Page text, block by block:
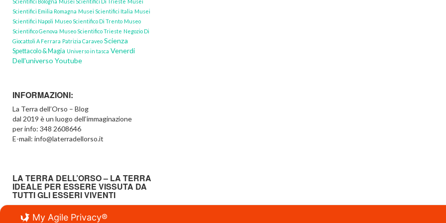
Scientifici Emilia Romagna Musei Scientifici Italia Musei
Scientifici Napoli Museo Scientifico Di Trento Museo
Scientifico Genova Museo Scientifico Trieste Negozio Di
Giocattoli A Ferrara Patrizia Caraveo Scienza
Spettacolo & Magia Universo in tasca Venerdi
Dell'universo Youtube
INFORMAZIONI:
La Terra dell’Orso – Blog
dal 2019 è un luogo dell’immaginazione
per info: 348 2608646
E-mail: info@laterradellorso.it
LA TERRA DELL’ORSO – LA TERRA
IDEALE PER ESSERE VISSUTA DA
TUTTI GLI ESSERI VIVENTI
…a tutte le età
My Agile Privacy®